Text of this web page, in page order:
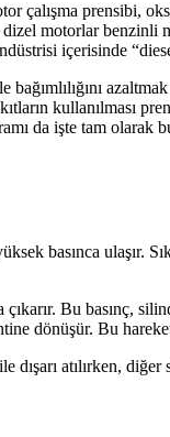
prensibi,
dizel motorlar
içerisinde
kullanılması
da işte tam olarak
basınca ulaşır.
çıkarır. Bu
dönüşür. Bu
dışarı atılırken,